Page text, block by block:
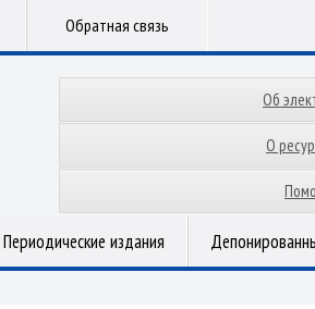
Обратная связь
Об
О
Периодические издания